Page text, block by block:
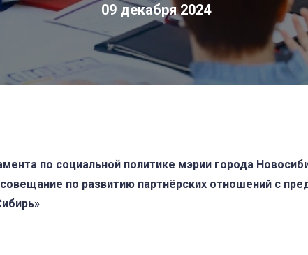
09 декабря 2024
по социальной политике мэрии города
по развитию партнёрских отношений с